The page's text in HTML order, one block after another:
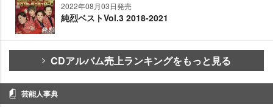
2022年08月03日発売
純烈ベストVol.3 2018-2021
CDアルバム売上ランキングをもっと見る
芸能人事典